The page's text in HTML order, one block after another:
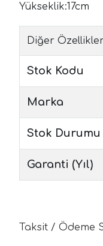
Yükseklik:17cm
Diğer Özellikler
Stok Kodu
Marka
Stok Durumu
Garanti (Yıl)
Taksit / Ödeme